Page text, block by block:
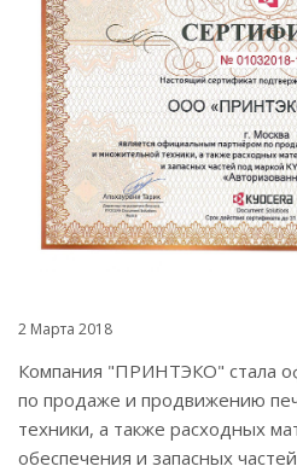
2 Марта 2018
Компания "ПРИНТЭКО" стала
по продаже и продвижению
техники, а также расходных
обеспечения и запасных